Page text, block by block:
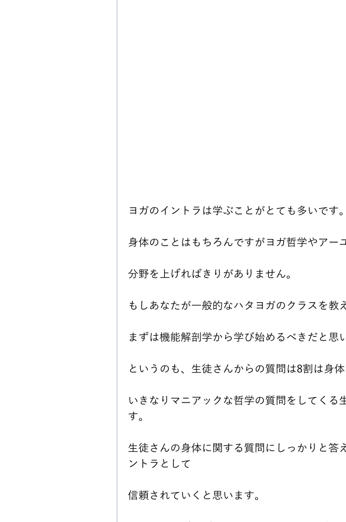
ヨガのイントラは学ぶことがとても多いです。
身体のことはもちろんですがヨガ哲学やアー
分野を上げればきりがありません。
もしあなたが一般的なハタヨガのクラスを教
まずは機能解剖学から学び始めるべきだと思
というのも、生徒さんからの質問は8割は身体
いきなりマニアックな哲学の質問をしてくる
す。
生徒さんの身体に関する質問にしっかりと答
ントラとして
信頼されていくと思います。